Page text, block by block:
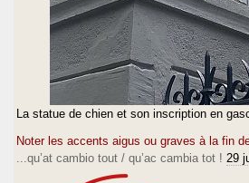
La statue de chien et son inscription en
Noter les accents aigus ou graves à la fin
...qu’at cambio tout / qu’ac cambia tot ! 29